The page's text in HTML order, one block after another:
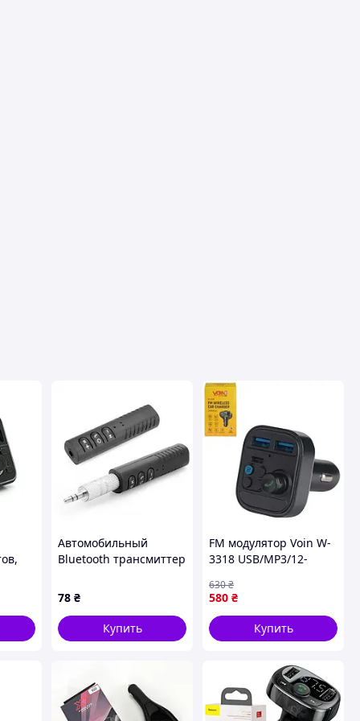
Автомобильный
Bluetooth трансмиттер
78 ₴
Купить
FM модулятор Voin W-
3318 USB/MP3/12-
швидка зарядка 2,4А
PD 30W/Bluetooth 5.0,
вольтм
580 ₴
630₴
Купить